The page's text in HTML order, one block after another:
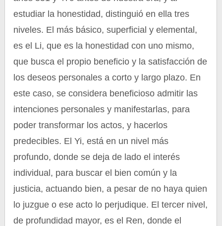
estudiar la honestidad, distinguió en ella tres
niveles. El más básico, superficial y elemental,
es el Li, que es la honestidad con uno mismo,
que busca el propio beneficio y la satisfacción de
los deseos personales a corto y largo plazo. En
este caso, se considera beneficioso admitir las
intenciones personales y manifestarlas, para
poder transformar los actos, y hacerlos
predecibles. El Yi, está en un nivel más
profundo, donde se deja de lado el interés
individual, para buscar el bien común y la
justicia, actuando bien, a pesar de no haya quien
lo juzgue o ese acto lo perjudique. El tercer nivel,
de profundidad mayor, es el Ren, donde el